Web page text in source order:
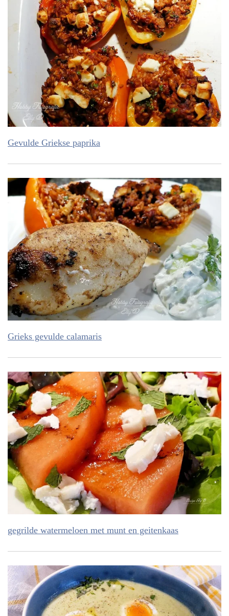
Gevulde Griekse paprika
Grieks gevulde calamaris
gegrilde watermeloen met munt en geitenkaas